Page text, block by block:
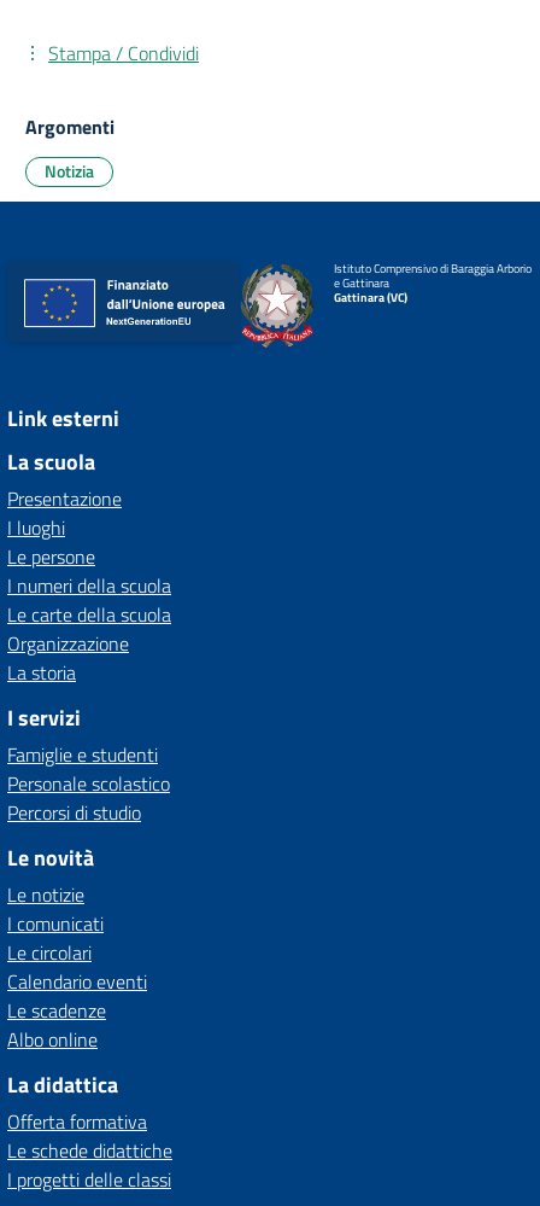
Stampa / Condividi
Argomenti
Notizia
Istituto Comprensivo di Baraggia Arborio
e Gattinara
Gattinara (VC)
Link esterni
La scuola
Presentazione
I luoghi
Le persone
I numeri della scuola
Le carte della scuola
Organizzazione
La storia
I servizi
Famiglie e studenti
Personale scolastico
Percorsi di studio
Le novità
Le notizie
I comunicati
Le circolari
Calendario eventi
Le scadenze
Albo online
La didattica
Offerta formativa
Le schede didattiche
I progetti delle classi